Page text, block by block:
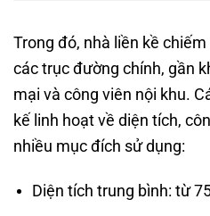
Trong đó, nhà liền kề
các trục đường chính, gần
mại và công viên nội khu.
kế linh hoạt về diện tích,
nhiều mục đích sử dụng:
Diện tích trung bình: từ